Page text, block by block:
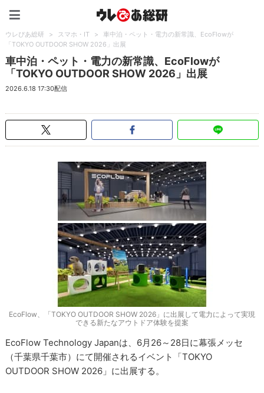
ウレぴあ総研 > スマホ・IT >
車中泊・ペット・電力の新常識、EcoFlowが
「TOKYO OUTDOOR SHOW 2026」出展
車中泊・ペット・電力の新常識、EcoFlowが
「TOKYO OUTDOOR SHOW 2026」出展
2026.6.18 17:30配信
EcoFlow、「TOKYO OUTDOOR SHOW 2026」に出展して電力によって実現
できる新たなアウトドア体験を提案
EcoFlow Technology Japanは、6月26～28日に幕張メッセ
（千葉県千葉市）にて開催されるイベント「TOKYO
OUTDOOR SHOW 2026」に出展する。